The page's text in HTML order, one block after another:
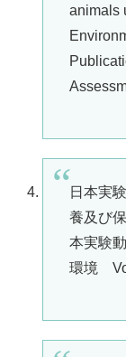
animals
日本実
養及び
本実験
環境